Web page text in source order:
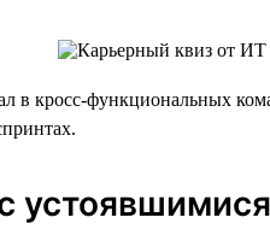
кросс-функциональных